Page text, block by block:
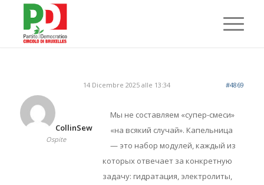
14 Dicembre 2025 alle 13:34 #4869
CollinSew
Ospite
Мы не составляем «супер-смеси»
«на всякий случай». Капельница
— это набор модулей, каждый из
которых отвечает за конкретную
задачу: гидратация, электролиты,